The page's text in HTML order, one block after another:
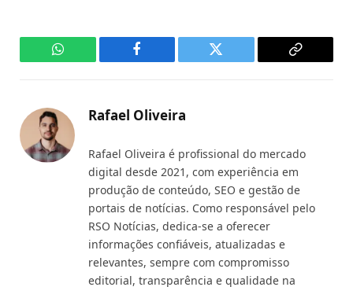
WhatsApp Facebook Twitter
Copy
Rafael Oliveira
Rafael Oliveira é profissional do mercado
digital desde 2021, com experiência em
produção de conteúdo, SEO e gestão de
portais de notícias. Como responsável pelo
RSO Notícias, dedica-se a oferecer
informações confiáveis, atualizadas e
relevantes, sempre com compromisso
editorial, transparência e qualidade na